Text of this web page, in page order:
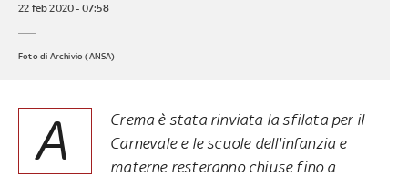
22 feb 2020 - 07:58
Foto di Archivio (ANSA)
A
Crema è stata rinviata la sfilata per il
Carnevale e le scuole dell'infanzia e
materne resteranno chiuse fino a